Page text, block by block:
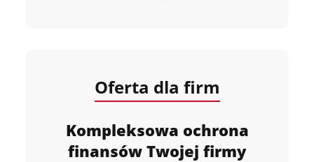
Oferta dla firm
Kompleksowa ochrona
finansów Twojej firmy